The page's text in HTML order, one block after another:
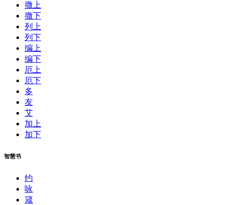
撒上
撒下
列上
列下
编上
编下
厄上
厄下
多
友
艾
加上
加下
智慧书
约
咏
箴